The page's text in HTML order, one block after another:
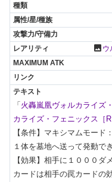
photo ウ
「 火轟嵐凰ヴォルカライズ
カライズ・フェニックス［R
【条件】マキシマムモード
１体を墓地へ送って発動でき
【効果】相手に１０００
カードは相手の罠カードの